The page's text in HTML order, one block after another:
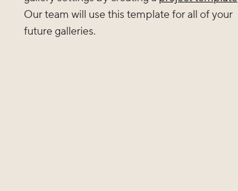
Our team will use this template for all of your
future galleries.